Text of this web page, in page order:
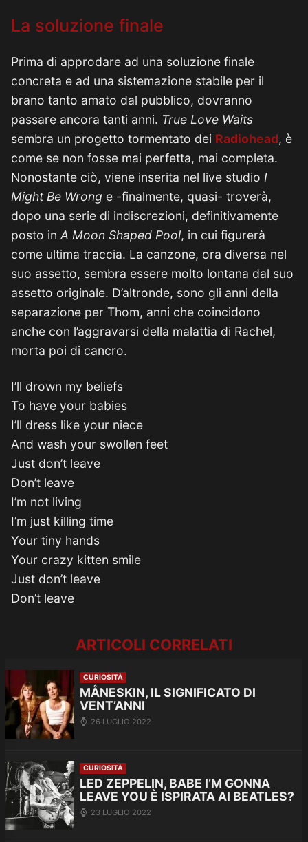
La soluzione finale
Prima di approdare ad una soluzione finale
concreta e ad una sistemazione stabile per il
brano tanto amato dal pubblico, dovranno
passare ancora tanti anni. True Love Waits
sembra un progetto tormentato dei Radiohead, è
come se non fosse mai perfetta, mai completa.
Nonostante ciò, viene inserita nel live studio I
Might Be Wrong e -finalmente, quasi- troverà,
dopo una serie di indiscrezioni, definitivamente
posto in A Moon Shaped Pool, in cui figurerà
come ultima traccia. La canzone, ora diversa nel
suo assetto, sembra essere molto lontana dal suo
assetto originale. D’altronde, sono gli anni della
separazione per Thom, anni che coincidono
anche con l’aggravarsi della malattia di Rachel,
morta poi di cancro.
I’ll drown my beliefs
To have your babies
I’ll dress like your niece
And wash your swollen feet
Just don’t leave
Don’t leave
I’m not living
I’m just killing time
Your tiny hands
Your crazy kitten smile
Just don’t leave
Don’t leave
ARTICOLI CORRELATI
CURIOSITÀ
MÅNESKIN, IL SIGNIFICATO DI
VENT’ANNI
26 LUGLIO 2022
CURIOSITÀ
LED ZEPPELIN, BABE I’M GONNA
LEAVE YOU È ISPIRATA AI BEATLES?
23 LUGLIO 2022